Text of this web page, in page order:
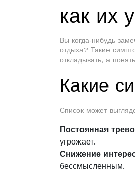
как их
Вы когда‑нибудь
отдыха? Такие
откладывать, а
Какие
Список может
Постоянная
угрожает.
Снижение
бессмысленным.